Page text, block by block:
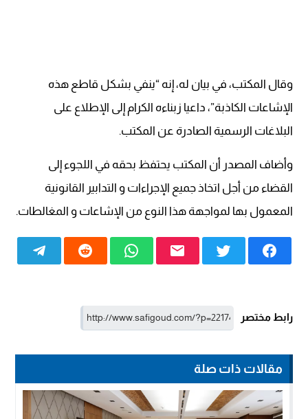
وقال المكتب، في بيان له، إنه “ينفي بشكل قاطع هذه
الإشاعات الكاذبة”، داعيا زبناءه الكرام إلى الإطلاع على
البلاغات الرسمية الصادرة عن المكتب.
وأضاف المصدر أن المكتب يحتفظ بحقه في اللجوء إلى
القضاء من أجل اتخاذ جميع الإجراءات و التدابير القانونية
المعمول بها لمواجهة هذا النوع من الإشاعات و المغالطات.
رابط مختصر
مقالات ذات صلة